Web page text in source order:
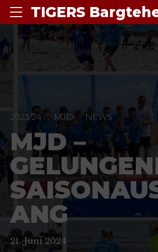
TIGERS
2023/24 MJD NEWS
MJD –
ANG
21. Juni 2024